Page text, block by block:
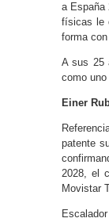
a España
físicas le
forma
A sus 25
como
Einer
patente
2028, el
Movistar